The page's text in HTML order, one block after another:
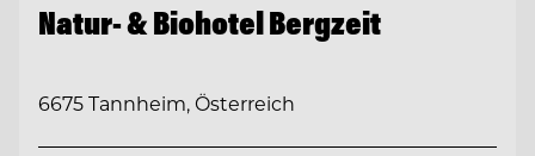
Natur- & Biohotel Bergzeit
6675 Tannheim, Österreich